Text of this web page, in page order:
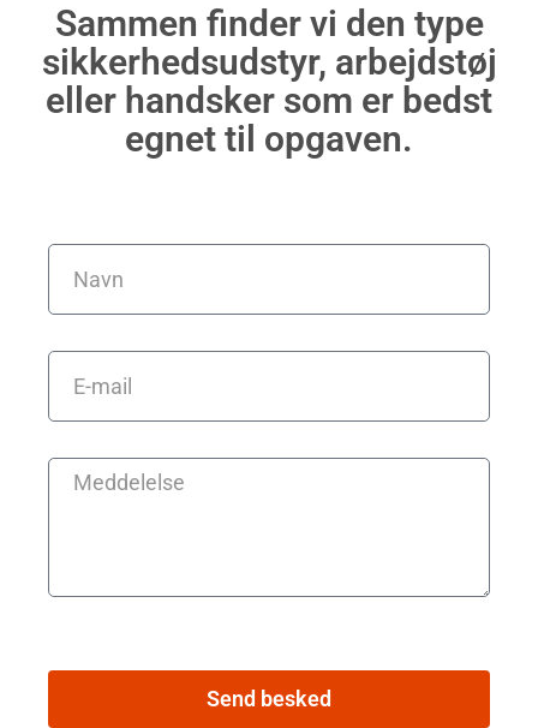
Sammen finder vi den type
sikkerhedsudstyr, arbejdstøj
eller handsker som er bedst
egnet til opgaven.
Send besked